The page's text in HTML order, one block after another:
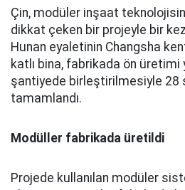
Çin, modüler inşaat
dikkat çeken bir projeyle bir
Hunan eyaletinin Changsha
katlı bina, fabrikada ön üretimi
şantiyede birleştirilmesiyle 28
tamamlandı.
Modüller fabrikada üretildi
Projede kullanılan modüler